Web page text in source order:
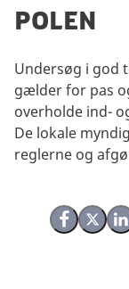
Polen
Del påDel på
Undersøg i god
gælder for pas
overholde ind-
De lokale
reglerne og